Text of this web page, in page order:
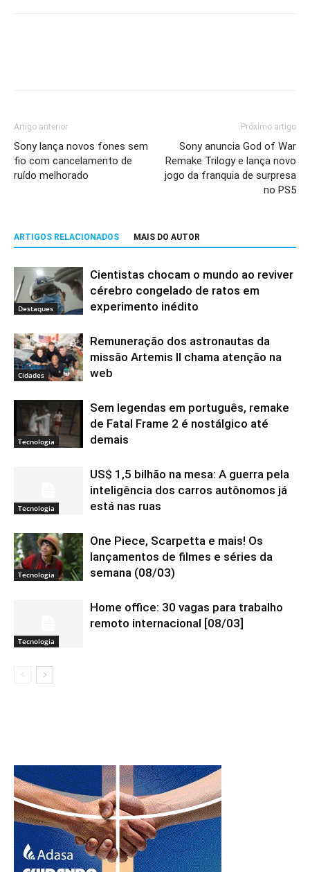
Artigo anterior
Sony lança novos fones sem
fio com cancelamento de
ruído melhorado
Próximo artigo
Sony anuncia God of War
Remake Trilogy e lança novo
jogo da franquia de surpresa
no PS5
ARTIGOS RELACIONADOS MAIS DO AUTOR
Destaques
Cientistas chocam o mundo ao reviver
cérebro congelado de ratos em
experimento inédito
Cidades
Remuneração dos astronautas da
missão Artemis II chama atenção na
web
Tecnologia
Sem legendas em português, remake
de Fatal Frame 2 é nostálgico até
demais
Tecnologia
US$ 1,5 bilhão na mesa: A guerra pela
inteligência dos carros autônomos já
está nas ruas
Tecnologia
One Piece, Scarpetta e mais! Os
lançamentos de filmes e séries da
semana (08/03)
Tecnologia
Home office: 30 vagas para trabalho
remoto internacional [08/03]